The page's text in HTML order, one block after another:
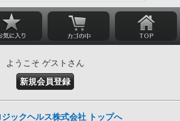
ようこそ ゲストさん
新規会員登録
ックヘルス株式会社 トップへ